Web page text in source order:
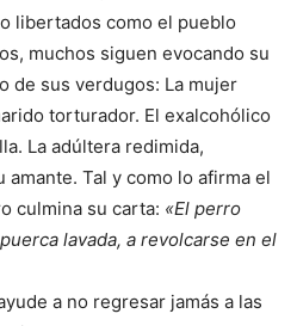
libertados como el pueblo
muchos siguen evocando su
de sus verdugos: La mujer
torturador. El exalcohólico
La adúltera redimida,
Tal y como lo afirma el
culmina su carta: «El perro
lavada, a revolcarse en el
a no regresar jamás a las